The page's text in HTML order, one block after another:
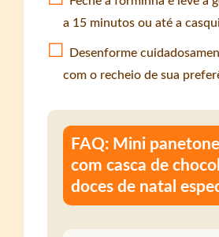
a 15 minutos ou até a
Desenforme
com o recheio de sua
FAQ: Mini
com casca de
doces de natal